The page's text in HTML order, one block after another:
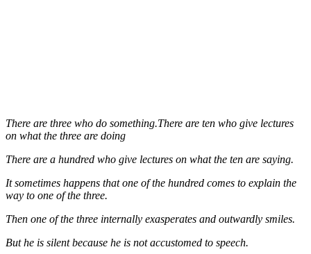
There are three who do something.There are ten who give lectures
on what the three are doing
There are a hundred who give lectures on what the ten are saying.
It sometimes happens that one of the hundred comes to explain the
way to one of the three.
Then one of the three internally exasperates and outwardly smiles.
But he is silent because he is not accustomed to speech.